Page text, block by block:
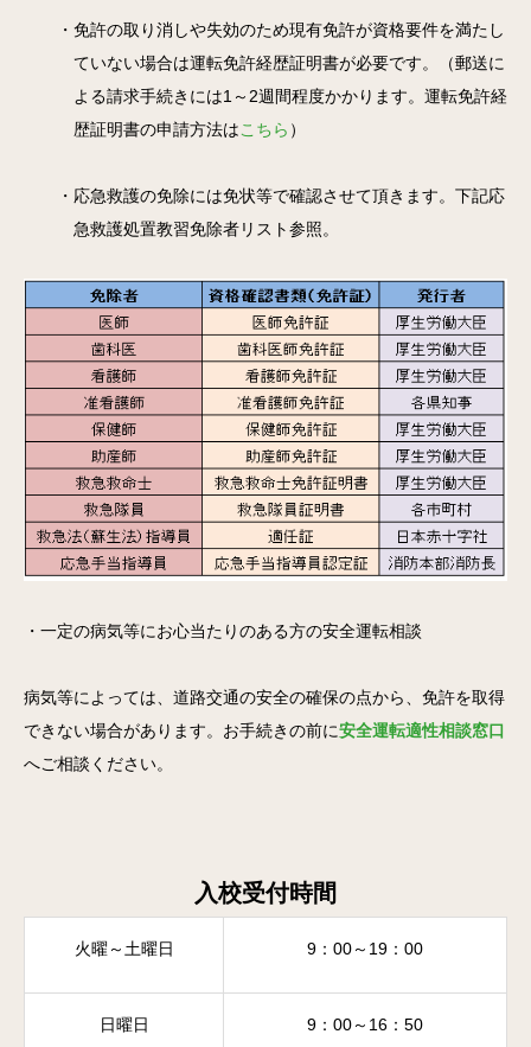
・免許の取り消しや失効のため現有免許が資格要件を満たし
ていない場合は運転免許経歴証明書が必要です。（郵送に
よる請求手続きには1～2週間程度かかります。運転免許経
歴証明書の申請方法はこちら ）
・応急救護の免除には免状等で確認させて頂きます。下記応
急救護処置教習免除者リスト参照。
・一定の病気等にお心当たりのある方の安全運転相談
病気等によっては、道路交通の安全の確保の点から、免許を取得
できない場合があります。お手続きの前に安全運転適性相談窓口
へご相談ください。
入校受付時間
火曜～土曜日 9：00～19：00
日曜日 9：00～16：50